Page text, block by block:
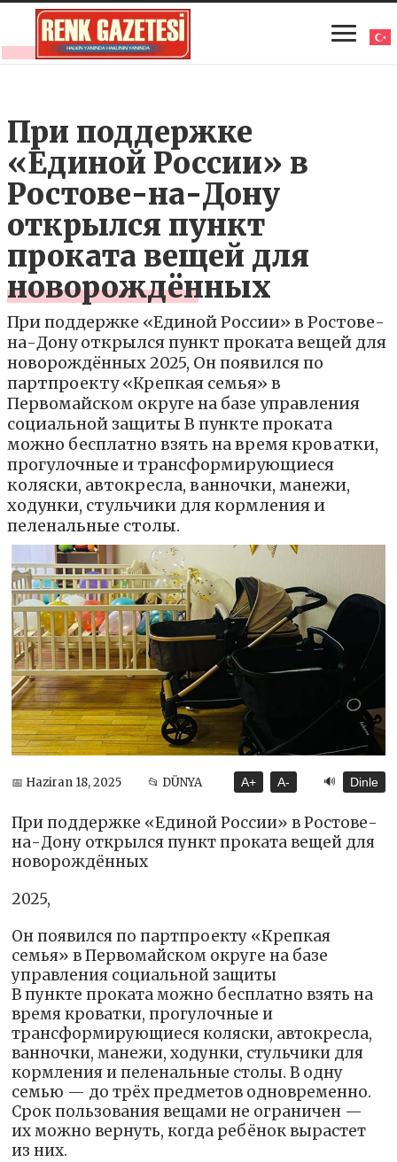
При поддержке
«Единой России» в
Ростове-на-Дону
открылся пункт
проката вещей для
новорождённых
При поддержке «Единой России» в Ростове-
на-Дону открылся пункт проката вещей для
новорождённых 2025, Он появился по
партпроекту «Крепкая семья» в
Первомайском округе на базе управления
социальной защиты В пункте проката
можно бесплатно взять на время кроватки,
прогулочные и трансформирующиеся
коляски, автокресла, ванночки, манежи,
ходунки, стульчики для кормления и
пеленальные столы.
📅 Haziran 18, 2025 📂 DÜNYA A+ A- 🔊 Dinle
При поддержке «Единой России» в Ростове-
на-Дону открылся пункт проката вещей для
новорождённых
2025,
Он появился по партпроекту «Крепкая
семья» в Первомайском округе на базе
управления социальной защиты
В пункте проката можно бесплатно взять на
время кроватки, прогулочные и
трансформирующиеся коляски, автокресла,
ванночки, манежи, ходунки, стульчики для
кормления и пеленальные столы. В одну
семью — до трёх предметов одновременно.
Срок пользования вещами не ограничен —
их можно вернуть, когда ребёнок вырастет
из них.